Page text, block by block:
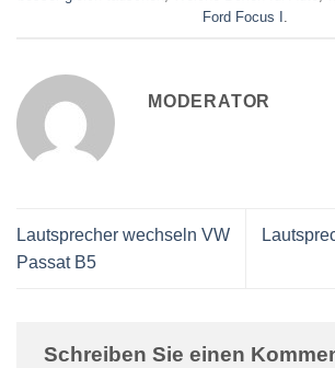
Ford Focus I .
MODERATOR
Lautsprecher wechseln VW
Passat B5
Schreiben Sie einen